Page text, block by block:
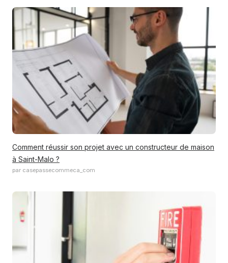
Comment réussir son projet avec un constructeur de maison
à Saint-Malo ?
par casepassecommeca_com